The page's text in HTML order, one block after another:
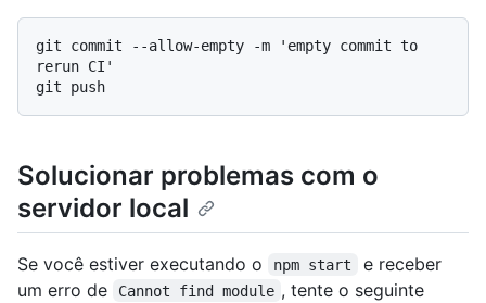
git commit --allow-empty -m 'empty commit to
rerun CI'
Solucionar problemas com o
servidor local
Se você estiver executando o npm start
e receber
um erro de
Cannot find module , tente o seguinte